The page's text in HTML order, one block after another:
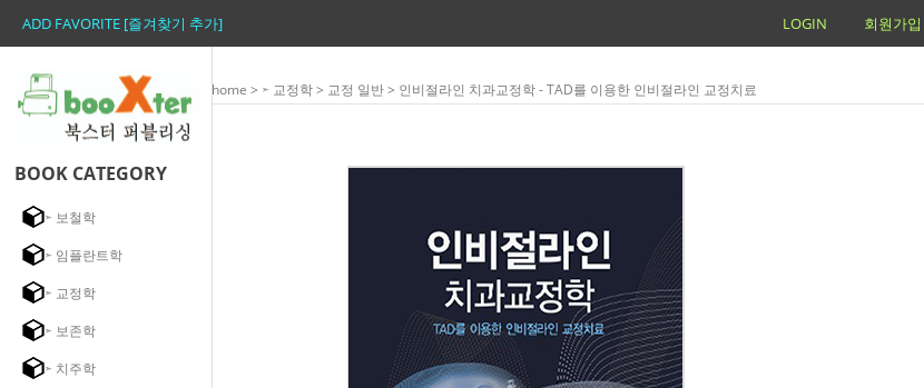
ADD FAVORITE [즐겨찾기 추가] LOGIN 회원가입
BOOK CATEGORY
➣ 보철학
➣ 임플란트학
➣ 교정학
➣ 보존학
➣ 치주학
home > ➣ 교정학> 교정 일반> 인비절라인 치과교정학 - TAD를 이용한 인비절라인 교정치료